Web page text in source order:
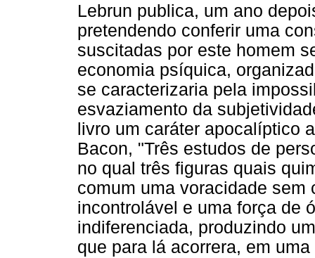
Lebrun publica, um ano
pretendendo conferir uma
suscitadas por este homem
economia psíquica,
se caracterizaria pela
esvaziamento da
livro um caráter apocalíptico
Bacon, "Três estudos de
no qual três figuras quais
comum uma voracidade
incontrolável e uma força de
indiferenciada, produzindo
que para lá acorrera, em